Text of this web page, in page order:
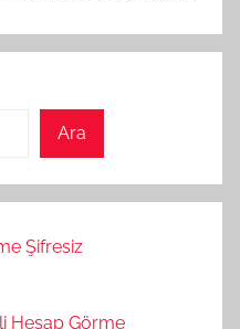
Ara
Şifresiz
Hesap Görme